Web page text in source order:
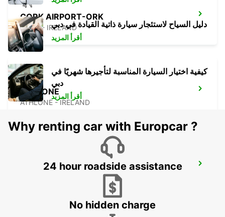
CORK AIRPORT-ORK
CORK - IRELAND
ATHLONE
ATHLONE - IRELAND
KILKENNY
دليل السياح لاستئجار سيارة ذاتية القيادة في دبي
أقرأ المزيد
كيفية اختيار السيارة المناسبة لتأجيرها شهريًا في
دبي
أقرأ المزيد
Why renting car with Europcar ?
24 hour roadside assistance
No hidden charge